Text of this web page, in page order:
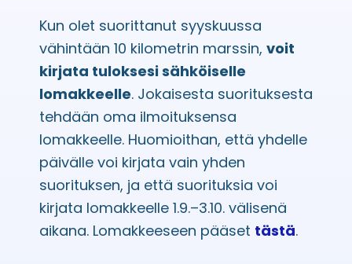
Kun olet suorittanut syyskuussa
vähintään 10 kilometrin marssin, voit
kirjata tuloksesi sähköiselle
lomakkeelle. Jokaisesta suorituksesta
tehdään oma ilmoituksensa
lomakkeelle. Huomioithan, että yhdelle
päivälle voi kirjata vain yhden
suorituksen, ja että suorituksia voi
kirjata lomakkeelle 1.9.–3.10. välisenä
aikana. Lomakkeeseen pääset tästä.